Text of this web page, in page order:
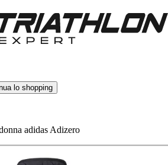
lo shopping
adidas Adizero